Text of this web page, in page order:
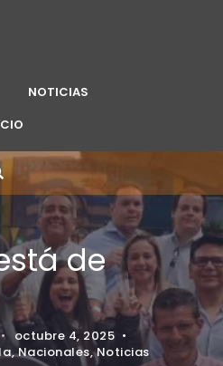
NOTICIAS
de
• octubre 4, 2025 •
,Nacionales,Noticias